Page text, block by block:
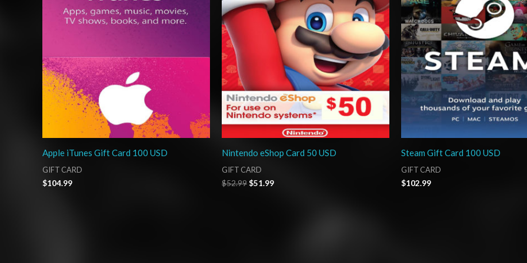
Apple iTunes Gift Card 100 USD
GIFT CARD
$104.99
Nintendo eShop Card 50 USD
GIFT CARD
$52.99$51.99
Steam Gift Card 100 USD
GIFT CARD
$102.99